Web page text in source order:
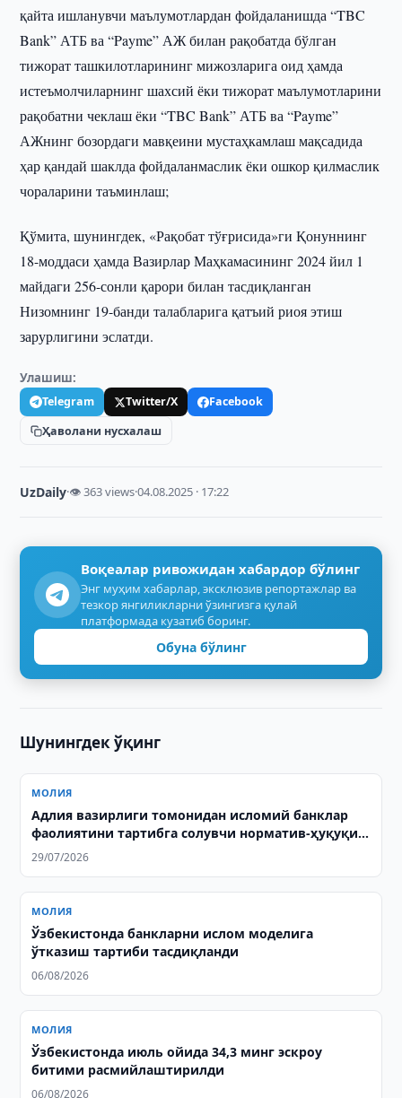
қайта ишланувчи маълумотлардан фойдаланишда “TBC
Bank” АТБ ва “Payme” АЖ билан рақобатда бўлган
тижорат ташкилотларининг мижозларига оид ҳамда
истеъмолчиларнинг шахсий ёки тижорат маълумотларини
рақобатни чеклаш ёки “TBC Bank” АТБ ва “Payme”
АЖнинг бозордаги мавқеини мустаҳкамлаш мақсадида
ҳар қандай шаклда фойдаланмаслик ёки ошкор қилмаслик
чораларини таъминлаш;
Қўмита, шунингдек, «Рақобат тўғрисида»ги Қонуннинг
18-моддаси ҳамда Вазирлар Маҳкамасининг 2024 йил 1
майдаги 256-сонли қарори билан тасдиқланган
Низомнинг 19-банди талабларига қатъий риоя этиш
зарурлигини эслатди.
Улашиш:
Telegram Twitter/X
Facebook
Ҳаволани нусхалаш
UzDaily·👁 363 views·04.08.2025 · 17:22
Воқеалар ривожидан хабардор бўлинг
Энг муҳим хабарлар, эксклюзив репортажлар ва
тезкор янгиликларни ўзингизга қулай
платформада кузатиб боринг.
Обуна бўлинг
Шунингдек ўқинг
МОЛИЯ
Адлия вазирлиги томонидан исломий банклар
фаолиятини тартибга солувчи норматив-ҳуқуқий
ҳужжатлар давлат рўйхатидан ўтказилди
29/07/2026
МОЛИЯ
Ўзбекистонда банкларни ислом моделига
ўтказиш тартиби тасдиқланди
06/08/2026
МОЛИЯ
Ўзбекистонда июль ойида 34,3 минг эскроу
битими расмийлаштирилди
06/08/2026